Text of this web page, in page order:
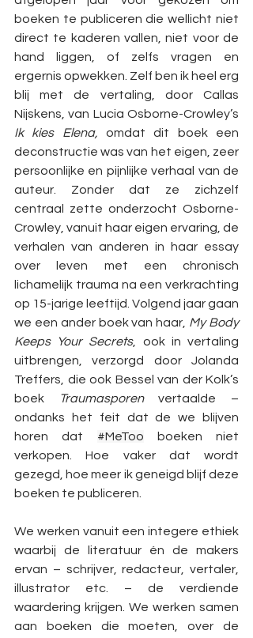
boeken te publiceren die wellicht niet
direct te kaderen vallen, niet voor de
hand liggen, of zelfs vragen en
ergernis opwekken. Zelf ben ik heel erg
blij met de vertaling, door Callas
Ik kies Elena, omdat dit boek een
deconstructie was van het eigen, zeer
persoonlijke en pijnlijke verhaal van de
auteur. Zonder dat ze zichzelf
centraal zette onderzocht Osborne-
Crowley, vanuit haar eigen ervaring, de
verhalen van anderen in haar essay
over leven met een chronisch
lichamelijk trauma na een verkrachting
op 15-jarige leeftijd. Volgend jaar gaan
we een ander boek van haar, My Body
Keeps Your Secrets,
ook in vertaling
uitbrengen, verzorgd door Jolanda
Treffers, die ook Bessel van der Kolk’s
boek
Traumasporen vertaalde –
ondanks het feit dat de we blijven
horen dat #MeToo boeken niet
verkopen. Hoe vaker dat wordt
gezegd, hoe meer ik geneigd blijf deze
boeken te publiceren.
We werken vanuit een integere ethiek
waarbij de literatuur én de makers
ervan – schrijver, redacteur, vertaler,
illustrator etc. – de verdiende
waardering krijgen. We werken samen
aan boeken die moeten, over de